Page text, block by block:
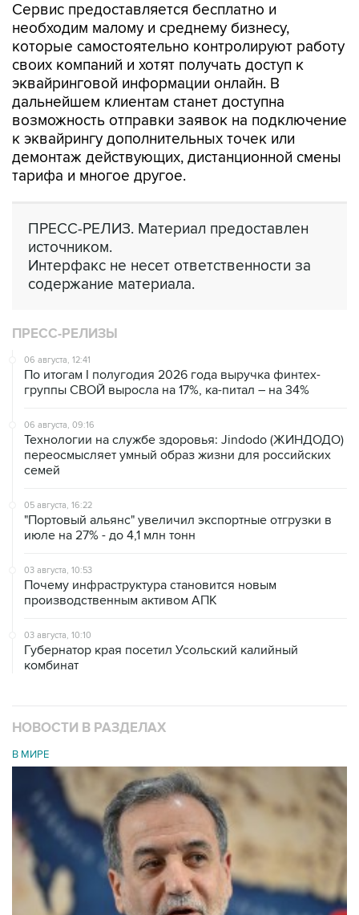
Сервис предоставляется бесплатно и
необходим малому и среднему бизнесу,
которые самостоятельно контролируют работу
своих компаний и хотят получать доступ к
эквайринговой информации онлайн. В
дальнейшем клиентам станет доступна
возможность отправки заявок на подключение
к эквайрингу дополнительных точек или
демонтаж действующих, дистанционной смены
тарифа и многое другое.
ПРЕСС-РЕЛИЗ. Материал предоставлен
источником.
Интерфакс не несет ответственности за
содержание материала.
ПРЕСС-РЕЛИЗЫ
06 августа, 12:41
По итогам I полугодия 2026 года выручка финтех-
группы СВОЙ выросла на 17%, ка-питал – на 34%
06 августа, 09:16
Технологии на службе здоровья: Jindodo (ЖИНДОДО)
переосмысляет умный образ жизни для российских
семей
05 августа, 16:22
"Портовый альянс" увеличил экспортные отгрузки в
июле на 27% - до 4,1 млн тонн
03 августа, 10:53
Почему инфраструктура становится новым
производственным активом АПК
03 августа, 10:10
Губернатор края посетил Усольский калийный
комбинат
НОВОСТИ В РАЗДЕЛАХ
В МИРЕ